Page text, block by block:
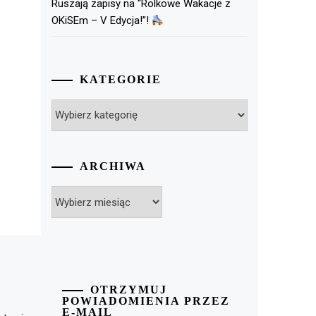
Ruszają zapisy na “Rolkowe Wakacje z
OKiSEm – V Edycja!”!
KATEGORIE
ARCHIWA
OTRZYMUJ
POWIADOMIENIA PRZEZ
E-MAIL